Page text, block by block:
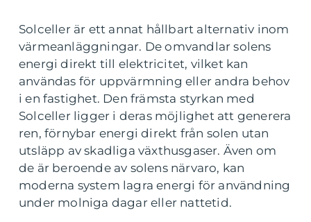
Solceller är ett annat hållbart alternativ inom
värmeanläggningar. De omvandlar solens
energi direkt till elektricitet, vilket kan
användas för uppvärmning eller andra behov
i en fastighet. Den främsta styrkan med
Solceller ligger i deras möjlighet att generera
ren, förnybar energi direkt från solen utan
utsläpp av skadliga växthusgaser. Även om
de är beroende av solens närvaro, kan
moderna system lagra energi för användning
under molniga dagar eller nattetid.